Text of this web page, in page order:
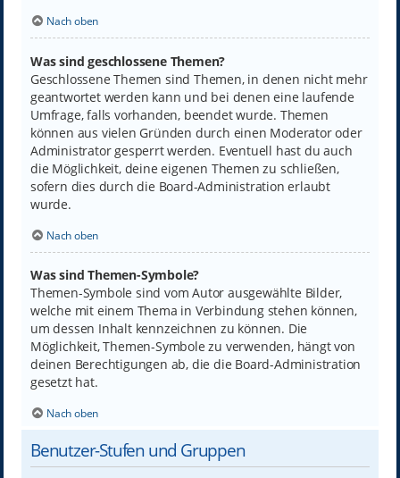
Nach oben
Was sind geschlossene Themen?
Geschlossene Themen sind Themen, in denen nicht mehr
geantwortet werden kann und bei denen eine laufende
Umfrage, falls vorhanden, beendet wurde. Themen
können aus vielen Gründen durch einen Moderator oder
Administrator gesperrt werden. Eventuell hast du auch
die Möglichkeit, deine eigenen Themen zu schließen,
sofern dies durch die Board-Administration erlaubt
wurde.
Nach oben
Was sind Themen-Symbole?
Themen-Symbole sind vom Autor ausgewählte Bilder,
welche mit einem Thema in Verbindung stehen können,
um dessen Inhalt kennzeichnen zu können. Die
Möglichkeit, Themen-Symbole zu verwenden, hängt von
deinen Berechtigungen ab, die die Board-Administration
gesetzt hat.
Nach oben
Benutzer-Stufen und Gruppen